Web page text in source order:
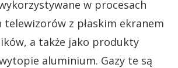
w procesach
telewizorów z płaskim ekranem
a także jako produkty
aluminium. Gazy te są